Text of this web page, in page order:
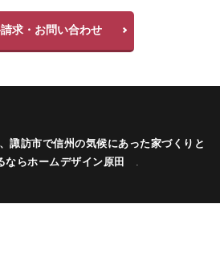
求・お問い合わせ
諏訪市で信州の気候にあった家づくりと
ならホームデザイン原田